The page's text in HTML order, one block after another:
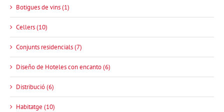
Botigues de vins (1)
Cellers (10)
Conjunts residencials (7)
Diseño de Hoteles con encanto (6)
Distribució (6)
Habitatge (10)